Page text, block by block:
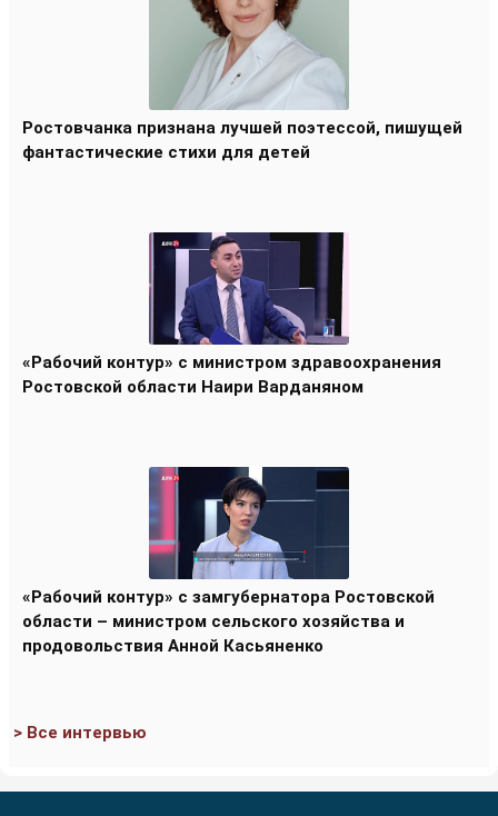
Ростовчанка признана лучшей поэтессой, пишущей
фантастические стихи для детей
«Рабочий контур» с министром здравоохранения
Ростовской области Наири Варданяном
«Рабочий контур» с замгубернатора Ростовской
области – министром сельского хозяйства и
продовольствия Анной Касьяненко
> Все интервью